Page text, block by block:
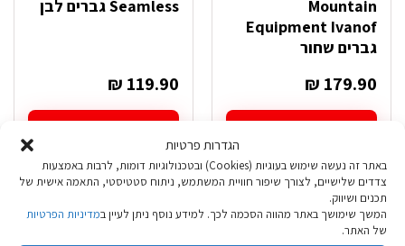
הגדרות פרטיות
באתר זה נעשה שימוש בעוגיות (Cookies) ובטכנולוגיות דומות, לרבות באמצעות
צדדים שלישיים, לצורך שיפור חוויית המשתמש, ניתוח סטטיסטי, התאמה אישית של
תכנים ושיווק.
המשך שימושך באתר מהווה הסכמה לכך. למידע נוסף ניתן לעיין במדיניות הפרטיות
של האתר.
Mountain
Equipment Ivanof
גברים שחור
₪ 179.90
בחר אפשרויות
זה
יש
מספר
סוגים.
ניתן
Seamless גברים לבן
₪ 119.90
בחר אפשרויות
למוצר
זה
יש
סוגים.